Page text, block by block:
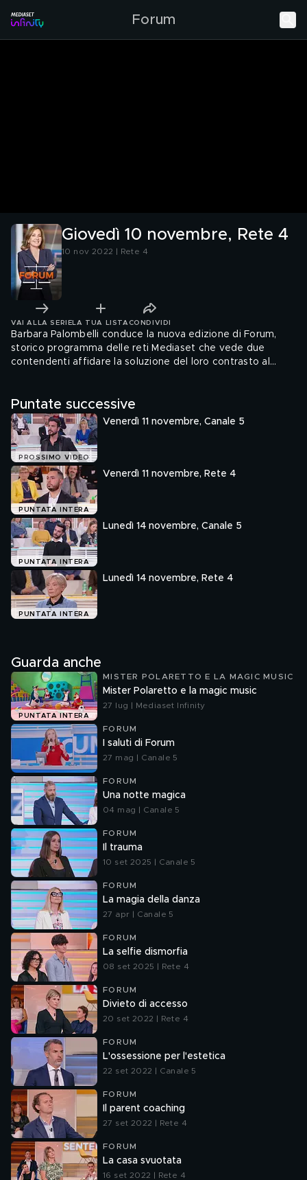
Forum
Giovedì 10 novembre, Rete 4
10 nov 2022 | Rete 4
VAI ALLA SERIE LA TUA LISTA CONDIVIDI
Barbara Palombelli conduce la nuova edizione di Forum,
storico programma delle reti Mediaset che vede due
contendenti affidare la soluzione del loro contrasto al
Puntate successive
PROSSIMO VIDEO
Venerdì 11 novembre, Canale 5
PUNTATA INTERA
Venerdì 11 novembre, Rete 4
PUNTATA INTERA
Lunedì 14 novembre, Canale 5
PUNTATA INTERA
Lunedì 14 novembre, Rete 4
Guarda anche
PUNTATA INTERA
MISTER POLARETTO E LA MAGIC MUSIC
Mister Polaretto e la magic music
27 lug | Mediaset Infinity
FORUM
I saluti di Forum
27 mag | Canale 5
FORUM
Una notte magica
04 mag | Canale 5
FORUM
Il trauma
10 set 2025 | Canale 5
FORUM
La magia della danza
27 apr | Canale 5
FORUM
La selfie dismorfia
08 set 2025 | Rete 4
FORUM
Divieto di accesso
20 set 2022 | Rete 4
FORUM
L'ossessione per l'estetica
22 set 2022 | Canale 5
FORUM
Il parent coaching
27 set 2022 | Rete 4
FORUM
La casa svuotata
16 set 2022 | Rete 4